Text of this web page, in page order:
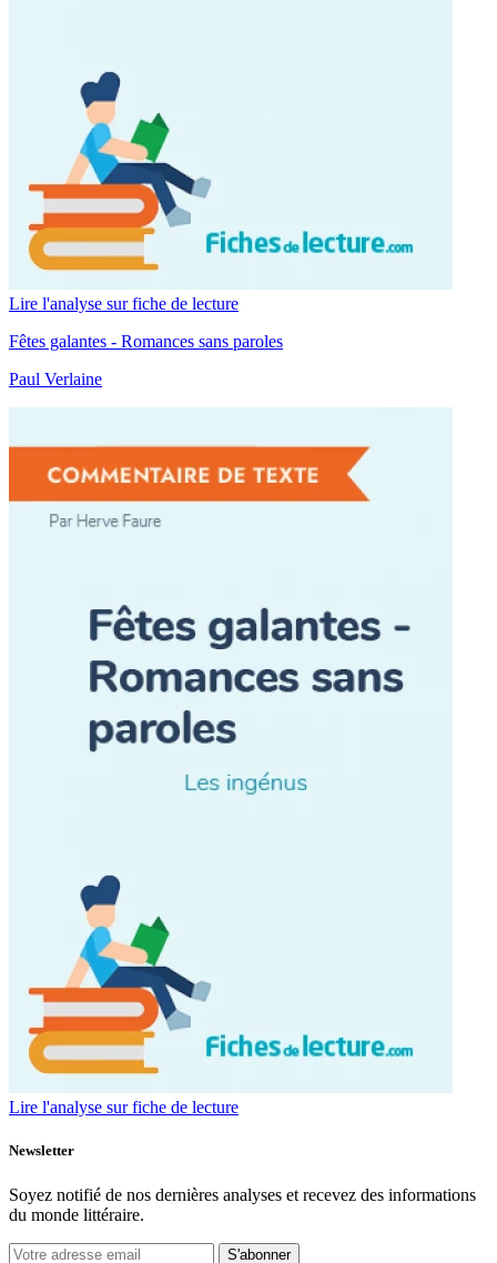
Lire l'analyse sur fiche de lecture
Fêtes galantes - Romances sans paroles
Paul Verlaine
Lire l'analyse sur fiche de lecture
Newsletter
Soyez notifié de nos dernières analyses et recevez des informations
du monde littéraire.
S'abonner